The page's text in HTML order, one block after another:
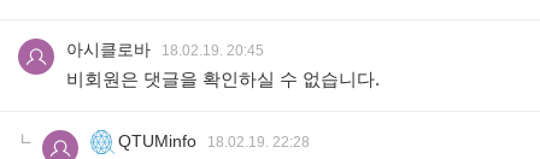
아시클로바 18.02.19. 20:45
비회원은 댓글을 확인하실 수 없습니다.
QTUMinfo
18.02.19. 22:28